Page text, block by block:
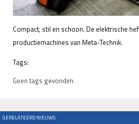
Compact, stil en schoon. De elektrische
productiemachines van Meta-Technik.
Tags:
Geen tags gevonden
GERELATEERD NIEUWS